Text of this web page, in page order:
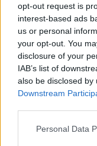
opt-out request is
interest-based ads
us or personal
your opt-out. You
disclosure of your
IAB’s list of
also be disclosed
Downstream
Personal Data